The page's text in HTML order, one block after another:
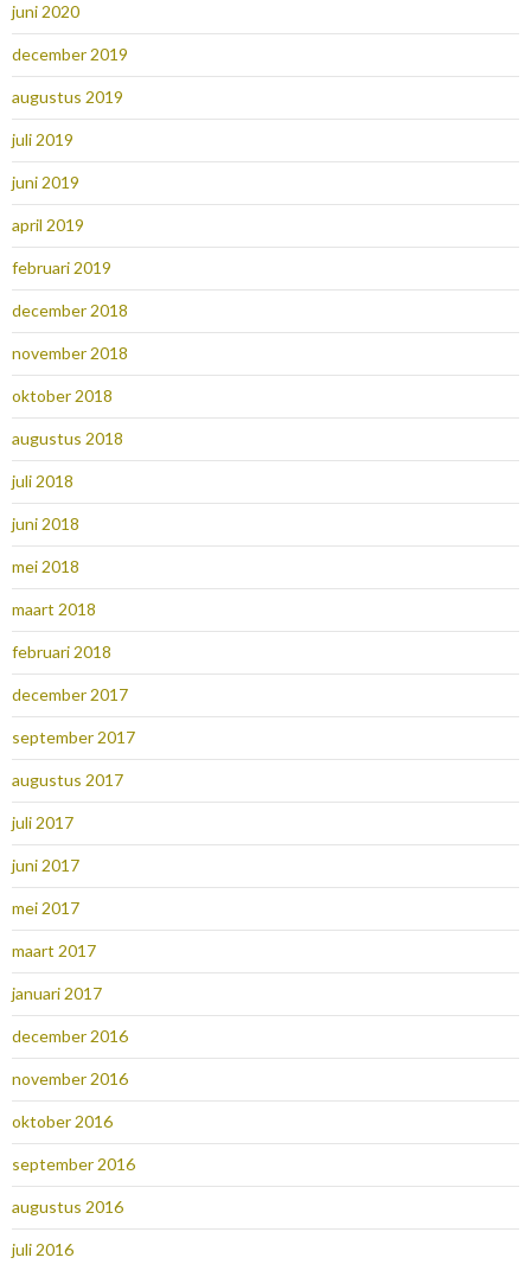
juni 2020
december 2019
augustus 2019
juli 2019
juni 2019
april 2019
februari 2019
december 2018
november 2018
oktober 2018
augustus 2018
juli 2018
juni 2018
mei 2018
maart 2018
februari 2018
december 2017
september 2017
augustus 2017
juli 2017
juni 2017
mei 2017
maart 2017
januari 2017
december 2016
november 2016
oktober 2016
september 2016
augustus 2016
juli 2016